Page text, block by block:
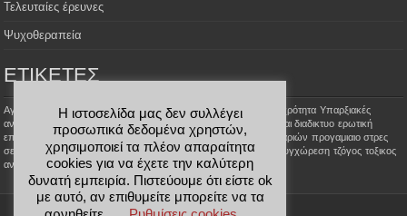
Τελευταίες έρευνες
Ψυχοθεραπεία
ΕΤΙΚΕΤΕΣ
Aγοραφοβία Αϋπνία Σεξουαλικές φαντασιώσεις Σεξουαλική Ψυχρότητα Υπαρξιακές
αναζητήσεις
έρωτας με κορωνοίο αλτσχαιμερ ανοια γνωριμιες και διαδικτυο ερωτική
επιθυμία
κατάθλιψη ομαδικη ψυχοθεραπεια παραποιήσεις ζευγαριών προγαμιαιο στρες
σεξουαλικής επίδοσης σημαδια ερωτα στοχοι ψυχοθεραπειας συγχώρεση τζόγος τοξικος
ανθρωπος τυχερά παιχνίδια ψεμα στον θεραπευτη
Η ιστοσελίδα μας δεν συλλέγει
προσωπικά δεδομένα χρηστών,
χρησιμοποιεί τα πλέον απαραίτητα
cookies για να έχετε την καλύτερη
δυνατή εμπειρία. Πιστεύουμε ότι είστε ok
με αυτό, αν επιθυμείτε μπορείτε να τα